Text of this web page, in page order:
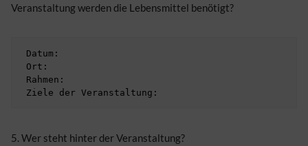
Veranstaltung werden die Lebensmittel benötigt?
5. Wer steht hinter der Veranstaltung?